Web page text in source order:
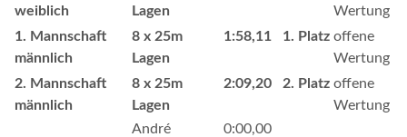
weiblich
Lagen
Wertung
1. Mannschaft
männlich
8 x 25m
Lagen
1:58,11 1. Platz offene
Wertung
2. Mannschaft
männlich
8 x 25m
Lagen
2:09,20 2. Platz offene
Wertung
André
0:00,00